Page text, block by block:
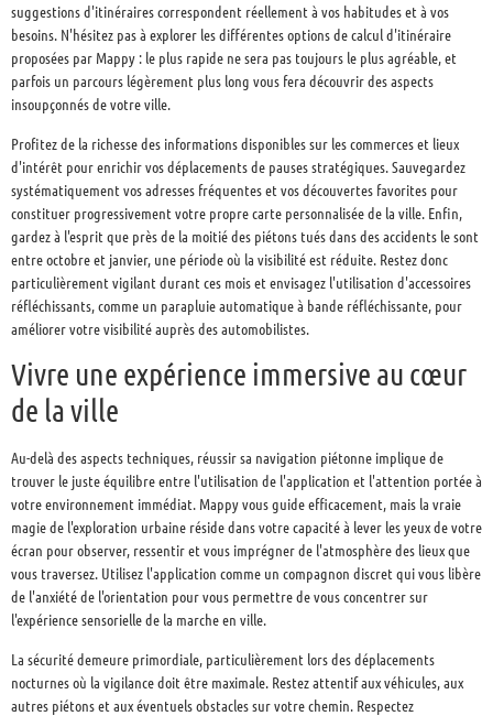
suggestions d'itinéraires correspondent réellement à vos habitudes et à vos
besoins. N'hésitez pas à explorer les différentes options de calcul d'itinéraire
proposées par Mappy : le plus rapide ne sera pas toujours le plus agréable, et
parfois un parcours légèrement plus long vous fera découvrir des aspects
insoupçonnés de votre ville.
Profitez de la richesse des informations disponibles sur les commerces et lieux
d'intérêt pour enrichir vos déplacements de pauses stratégiques. Sauvegardez
systématiquement vos adresses fréquentes et vos découvertes favorites pour
constituer progressivement votre propre carte personnalisée de la ville. Enfin,
gardez à l'esprit que près de la moitié des piétons tués dans des accidents le sont
entre octobre et janvier, une période où la visibilité est réduite. Restez donc
particulièrement vigilant durant ces mois et envisagez l'utilisation d'accessoires
réfléchissants, comme un parapluie automatique à bande réfléchissante, pour
améliorer votre visibilité auprès des automobilistes.
Vivre une expérience immersive au cœur
de la ville
Au-delà des aspects techniques, réussir sa navigation piétonne implique de
trouver le juste équilibre entre l'utilisation de l'application et l'attention portée à
votre environnement immédiat. Mappy vous guide efficacement, mais la vraie
magie de l'exploration urbaine réside dans votre capacité à lever les yeux de votre
écran pour observer, ressentir et vous imprégner de l'atmosphère des lieux que
vous traversez. Utilisez l'application comme un compagnon discret qui vous libère
de l'anxiété de l'orientation pour vous permettre de vous concentrer sur
l'expérience sensorielle de la marche en ville.
La sécurité demeure primordiale, particulièrement lors des déplacements
nocturnes où la vigilance doit être maximale. Restez attentif aux véhicules, aux
autres piétons et aux éventuels obstacles sur votre chemin. Respectez